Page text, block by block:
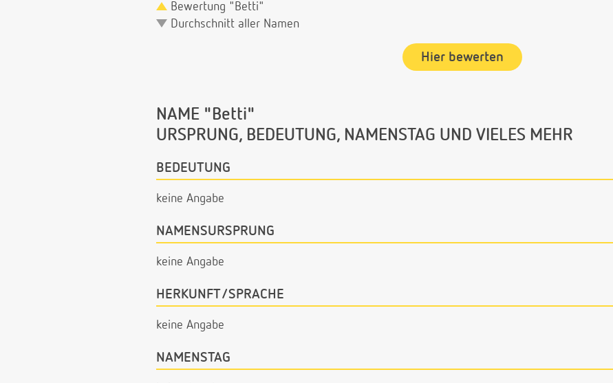
Bewertung "Betti"
Durchschnitt aller Namen
Hier bewerten
NAME "Betti"
URSPRUNG, BEDEUTUNG, NAMENSTAG UND VIELES MEHR
BEDEUTUNG
keine Angabe
NAMENSURSPRUNG
keine Angabe
HERKUNFT/SPRACHE
keine Angabe
NAMENSTAG